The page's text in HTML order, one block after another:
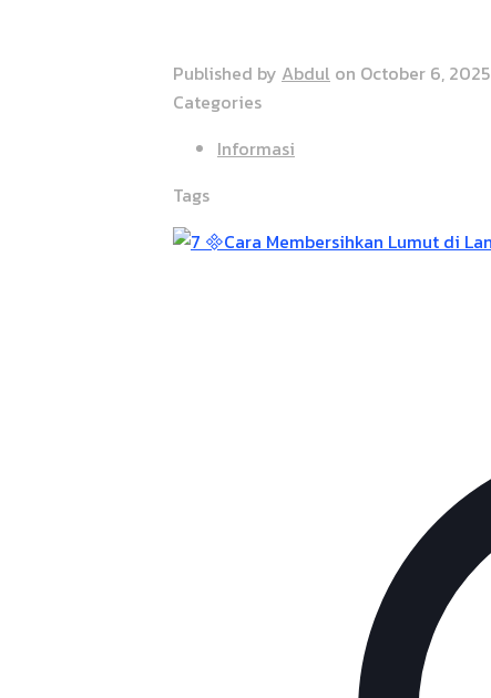
Published by Abdul on October 6, 2025
Categories
Informasi
Tags